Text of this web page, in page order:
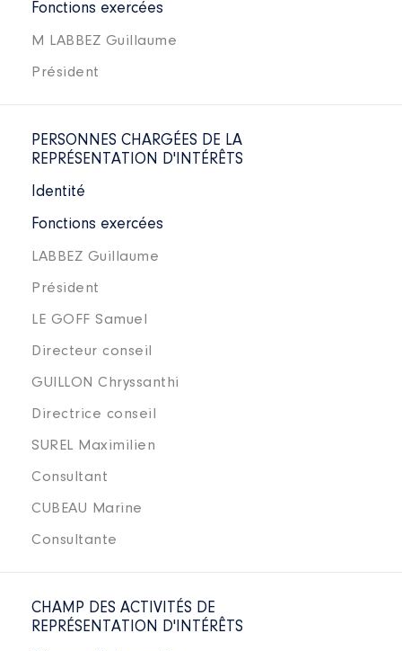
Fonctions exercées
M LABBEZ Guillaume
Président
PERSONNES CHARGÉES DE LA
REPRÉSENTATION D'INTÉRÊTS
Identité
Fonctions exercées
LABBEZ Guillaume
Président
LE GOFF Samuel
Directeur conseil
GUILLON Chryssanthi
Directrice conseil
SUREL Maximilien
Consultant
CUBEAU Marine
Consultante
CHAMP DES ACTIVITÉS DE
REPRÉSENTATION D'INTÉRÊTS